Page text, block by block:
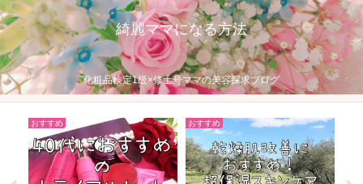
綺麗ママになる方法
化粧品検定1級×修士号ママの美容探求ブログ
おすすめ おすすめ